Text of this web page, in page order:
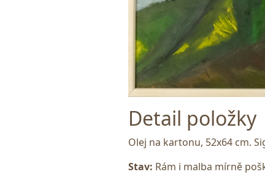
Detail položky
Olej na kartonu, 52x64 cm.
Stav: Rám i malba mírně